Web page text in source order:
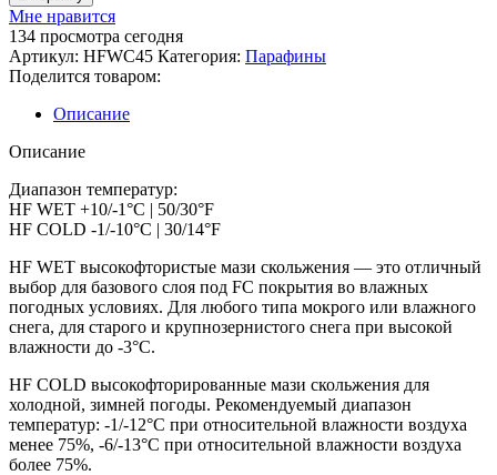
Парафин
Vauhti
HF
Mix
Wet
&
Cold,
45г.
Мне нравится
134 просмотра сегодня
Артикул: HFWC45 Категория: Парафины
Поделится товаром:
Описание
Описание
Диапазон температур:
HF WET +10/-1°C | 50/30°F
HF COLD -1/-10°C | 30/14°F
HF WET высокофтористые мази скольжения — это отличный
выбор для базового слоя под FC покрытия во влажных
погодных условиях. Для любого типа мокрого или влажного
снега, для старого и крупнозернистого снега при высокой
влажности до -3°C.
HF COLD высокофторированные мази скольжения для
холодной, зимней погоды. Рекомендуемый диапазон
температур: -1/-12°C при относительной влажности воздуха
менее 75%, -6/-13°C при относительной влажности воздуха
более 75%.